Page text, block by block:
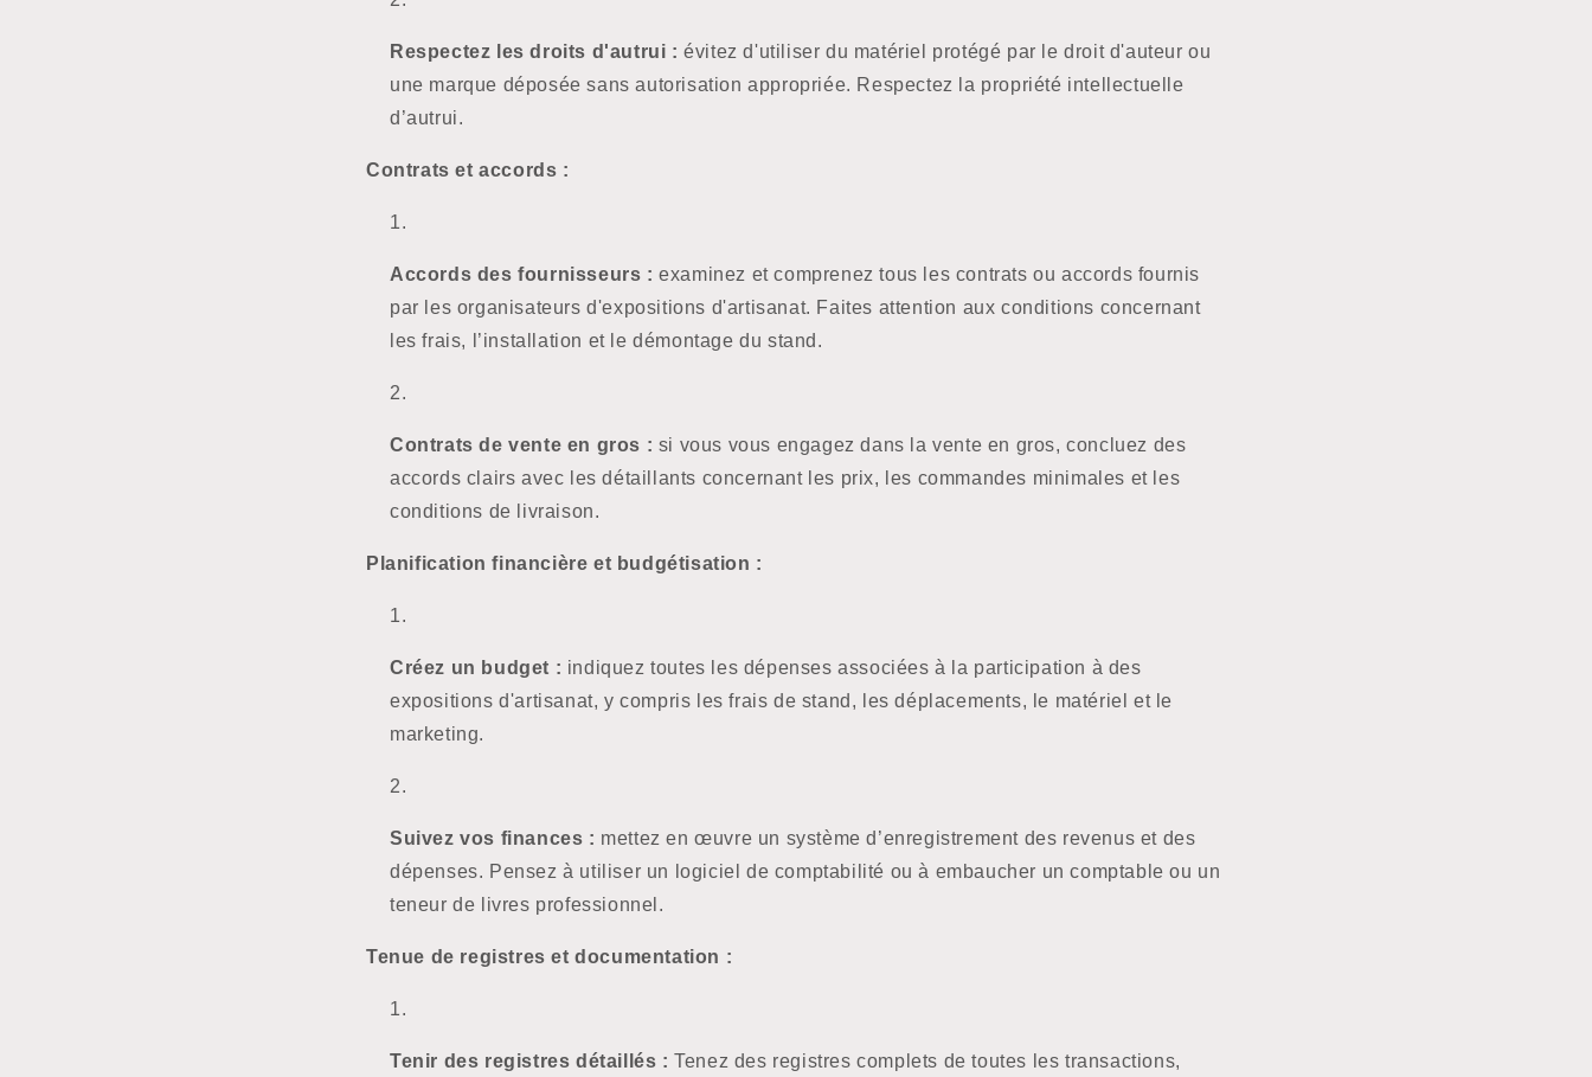
Respectez les droits d'autrui : évitez d'utiliser du matériel protégé par le droit d'auteur ou
une marque déposée sans autorisation appropriée. Respectez la propriété intellectuelle
d’autrui.
Contrats et accords :
Accords des fournisseurs : examinez et comprenez tous les contrats ou accords fournis
par les organisateurs d'expositions d'artisanat. Faites attention aux conditions concernant
les frais, l’installation et le démontage du stand.
Contrats de vente en gros : si vous vous engagez dans la vente en gros, concluez des
accords clairs avec les détaillants concernant les prix, les commandes minimales et les
conditions de livraison.
Planification financière et budgétisation :
Créez un budget : indiquez toutes les dépenses associées à la participation à des
expositions d'artisanat, y compris les frais de stand, les déplacements, le matériel et le
marketing.
Suivez vos finances : mettez en œuvre un système d’enregistrement des revenus et des
dépenses. Pensez à utiliser un logiciel de comptabilité ou à embaucher un comptable ou un
teneur de livres professionnel.
Tenue de registres et documentation :
Tenir des registres détaillés : Tenez des registres complets de toutes les transactions,